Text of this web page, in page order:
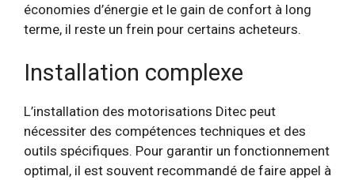
économies d’énergie et le gain de confort à long
terme, il reste un frein pour certains acheteurs.
Installation complexe
L’installation des motorisations Ditec peut
nécessiter des compétences techniques et des
outils spécifiques. Pour garantir un fonctionnement
optimal, il est souvent recommandé de faire appel à